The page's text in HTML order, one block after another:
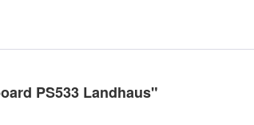
PS533 Landhaus"